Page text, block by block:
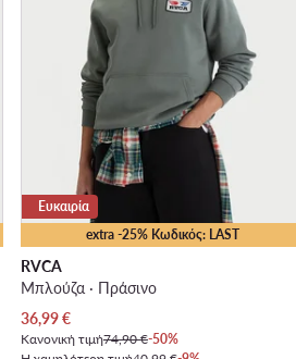
extra -25% Κωδικός: LAST
Ευκαιρία
RVCA
Μπλούζα · Πράσινο
Τρέχουσα τιμή
36,99€
Κανονική τιμή74,90 €-50%